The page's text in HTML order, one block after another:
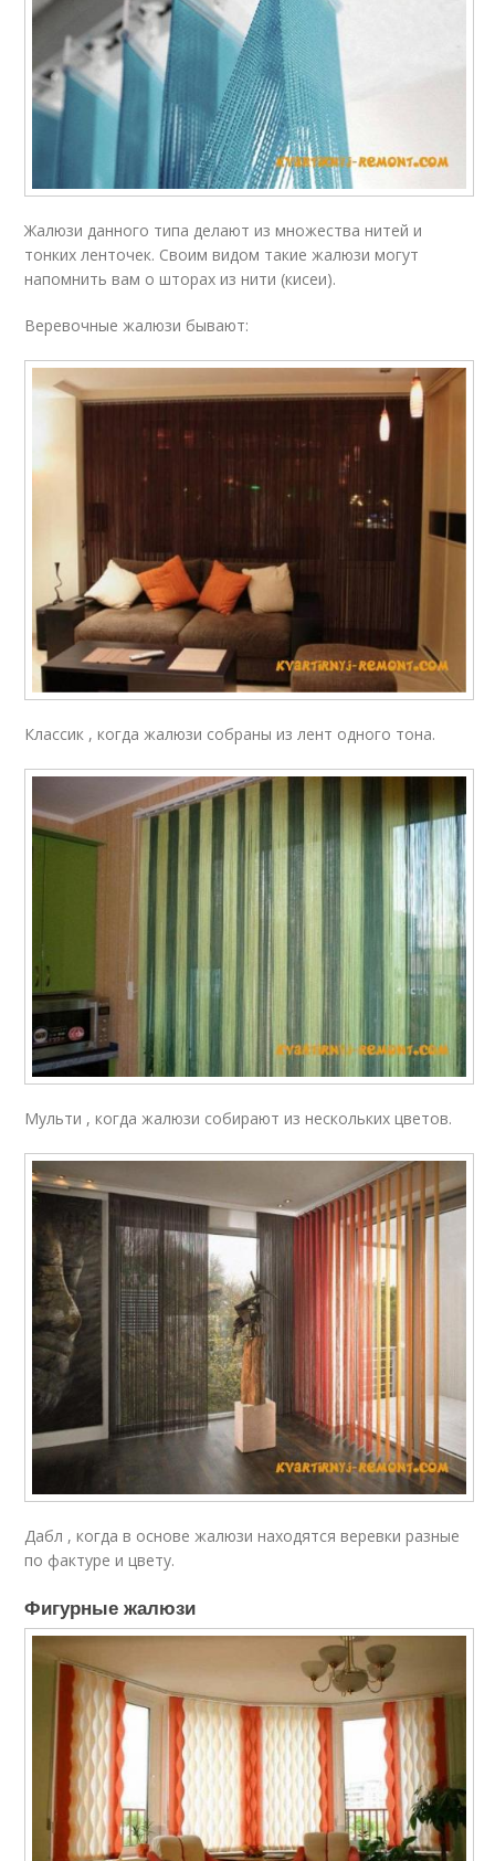
Жалюзи данного типа делают из множества нитей и
тонких ленточек. Своим видом такие жалюзи могут
напомнить вам о шторах из нити (кисеи).
Веревочные жалюзи бывают:
Классик , когда жалюзи собраны из лент одного тона.
Мульти , когда жалюзи собирают из нескольких цветов.
Дабл , когда в основе жалюзи находятся веревки разные
по фактуре и цвету.
Фигурные жалюзи